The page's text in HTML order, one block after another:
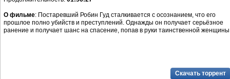
О фильме: Постаревший Робин Гуд сталкивается с осознанием, что его
прошлое полно убийств и преступлений. Однажды он получает серьёзное
ранение и получает шанс на спасение, попав в руки таинственной
Скачать торрент